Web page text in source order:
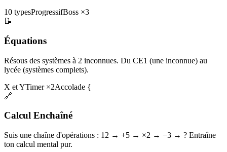
10 typesProgressifBoss ×3
📝
Équations
Résous des systèmes à 2 inconnues. Du CE1 (une inconnue) au
lycée (systèmes complets).
X et YTimer ×2Accolade {
🔗
Calcul Enchaîné
Suis une chaîne d'opérations : 12 → +5 → ×2 → −3 → ? Entraîne
ton calcul mental pur.